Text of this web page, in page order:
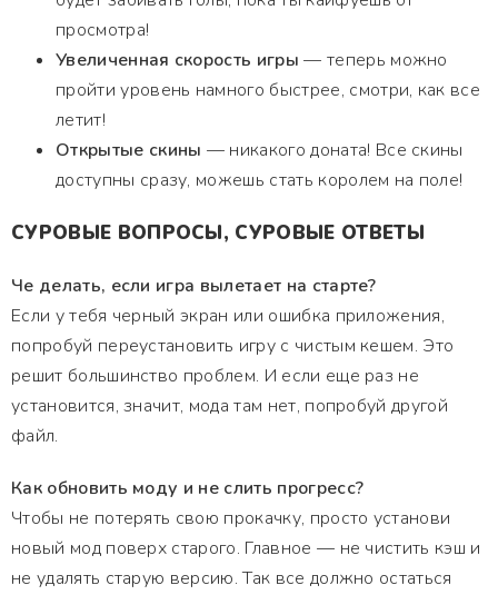
просмотра!
Увеличенная скорость игры — теперь можно
пройти уровень намного быстрее, смотри, как все
летит!
Открытые скины — никакого доната! Все скины
доступны сразу, можешь стать королем на поле!
СУРОВЫЕ ВОПРОСЫ, СУРОВЫЕ ОТВЕТЫ
Че делать, если игра вылетает на старте?
Если у тебя черный экран или ошибка приложения,
попробуй переустановить игру с чистым кешем. Это
решит большинство проблем. И если еще раз не
установится, значит, мода там нет, попробуй другой
файл.
Как обновить моду и не слить прогресс?
Чтобы не потерять свою прокачку, просто установи
новый мод поверх старого. Главное — не чистить кэш и
не удалять старую версию. Так все должно остаться